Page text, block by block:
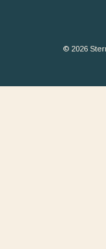
© 2026